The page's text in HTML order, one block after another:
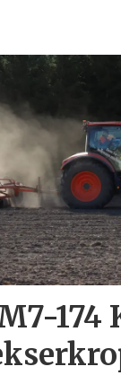
174